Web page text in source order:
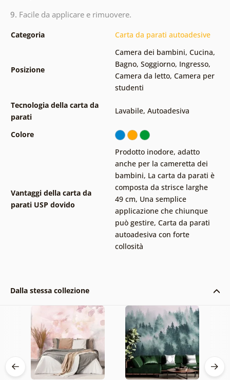
9. Facile da applicare e rimuovere.
Categoria Carta da parati autoadesive
Posizione
Camera dei bambini, Cucina,
Bagno, Soggiorno, Ingresso,
Camera da letto, Camera per
studenti
Tecnologia della carta da
parati
Lavabile, Autoadesiva
Colore
Vantaggi della carta da
parati USP dovido
Prodotto inodore, adatto
anche per la cameretta dei
bambini, La carta da parati è
composta da strisce larghe
49 cm, Una semplice
applicazione che chiunque
può gestire, Carta da parati
autoadesiva con forte
collosità
Dalla stessa collezione